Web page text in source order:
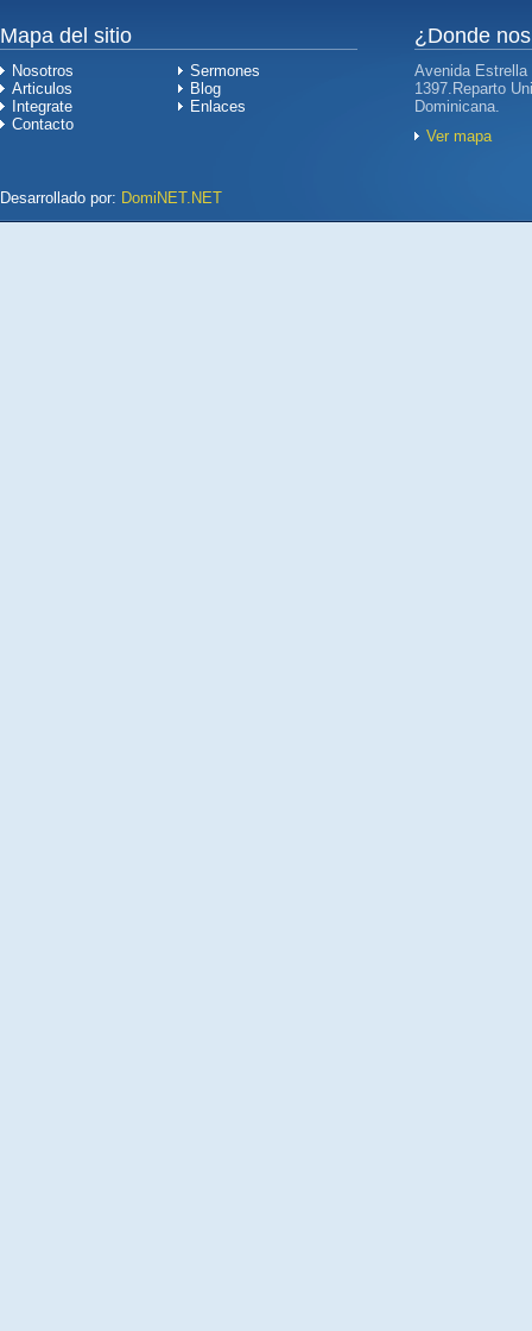
Mapa del sitio
Nosotros
Sermones
Articulos
Blog
Integrate
Enlaces
Contacto
¿Donde
Avenida
1397.Reparto
Dominicana.
Ver mapa
Desarrollado por: DomiNET.NET